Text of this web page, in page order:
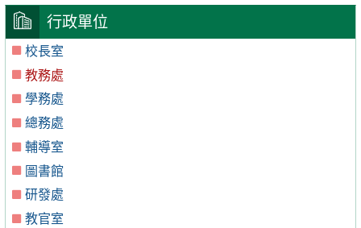
行政單位
校長室
教務處
學務處
總務處
輔導室
圖書館
研發處
教官室